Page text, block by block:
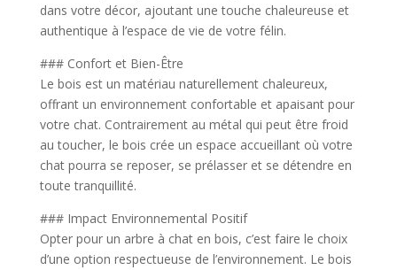
dans votre décor, ajoutant une touche chaleureuse et
authentique à l’espace de vie de votre félin.
### Confort et Bien-Être
Le bois est un matériau naturellement chaleureux,
offrant un environnement confortable et apaisant pour
votre chat. Contrairement au métal qui peut être froid
au toucher, le bois crée un espace accueillant où votre
chat pourra se reposer, se prélasser et se détendre en
toute tranquillité.
### Impact Environnemental Positif
Opter pour un arbre à chat en bois, c’est faire le choix
d’une option respectueuse de l’environnement. Le bois